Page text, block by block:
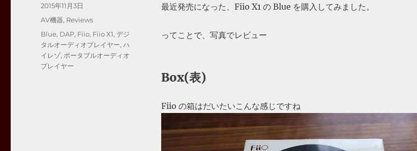
最近発売になった、Fiio X1 の Blue を購入してみました。
ってことで、写真でレビュー
Box(表)
Fiio の箱はだいたいこんな感じですね
投
2015年11月3日
カ
テ
ゴ
リ
ー
AV機器, Reviews
タ
グ
Blue, DAP, Fiio, Fiio X1, デジ
タルオーディオプレイヤー,ハ
イレゾ, ポータブルオーディオ
プレイヤー